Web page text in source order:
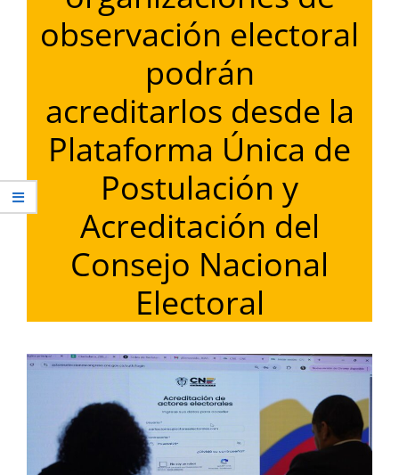
observación electoral
podrán
acreditarlos desde la
Plataforma Única de
Postulación y
Acreditación del
Consejo Nacional
Electoral